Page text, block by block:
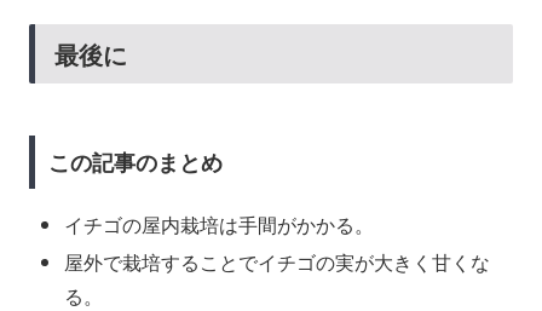
最後に
この記事のまとめ
イチゴの屋内栽培は手間がかかる。
屋外で栽培することでイチゴの実が大きく甘くな
る。